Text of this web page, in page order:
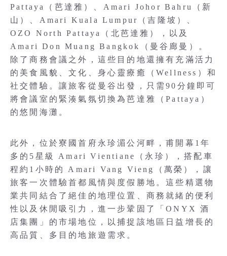
Pattaya（芭達雅）、Amari Johor Bahru（新
山）、Amari Kuala Lumpur（吉隆坡）、
OZO North Pattaya（北芭達雅），以及
Amari Don Muang Bangkok（曼谷廊曼）。
除了商務會議之外，這些目的地還擁有充滿活力
的美食風貌、文化、身心靈療癒（Wellness）和
社交體驗。讓旅客從曼谷出發，只需90分鐘即可
將會議室的緊湊氣氛切換為芭達雅（Pattaya）
的悠閒海灘。
此外，位於寮國首府永珍湄公河畔，甫開幕1年
多的5星級 Amari Vientiane（永珍），搭配車
程約1小時的 Amari Vang Vieng（萬榮），讓
旅客一次體驗首都風情與度假勝地。這些精選物
業共同結合了絕佳的地理位置、商務就緒的便利
性以及休閒吸引力，進一步鞏固了「ONYX 酒
店集團」的市場地位，以捕捉該地區日益增長的
高品質、多目的地旅遊需求。